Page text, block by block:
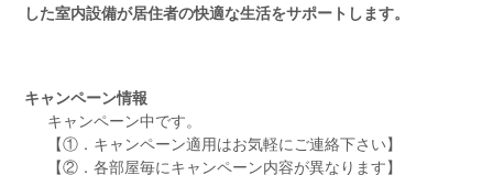
した室内設備が居住者の快適な生活をサポートします。
キャンペーン情報
キャンペーン中です。
【①．キャンペーン適用はお気軽にご連絡下さい】
【②．各部屋毎にキャンペーン内容が異なります】